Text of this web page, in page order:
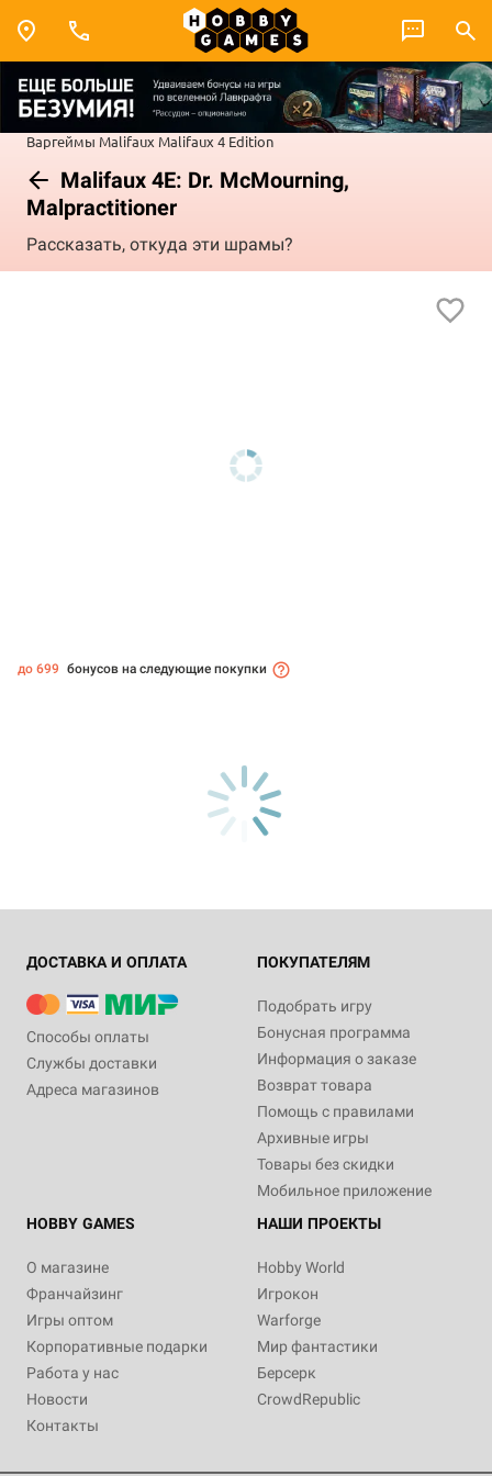
Варгеймы Malifaux Malifaux 4 Edition
Malifaux 4E: Dr. McMourning,
Malpractitioner
Рассказать, откуда эти шрамы?
до 699 бонусов на следующие покупки
ДОСТАВКА И ОПЛАТА
Способы оплаты
Службы доставки
Адреса магазинов
ПОКУПАТЕЛЯМ
Подобрать игру
Бонусная программа
Информация о заказе
Возврат товара
Помощь с правилами
Архивные игры
Товары без скидки
Мобильное приложение
HOBBY GAMES
О магазине
Франчайзинг
Игры оптом
Корпоративные подарки
Работа у нас
Новости
Контакты
НАШИ ПРОЕКТЫ
Hobby World
Игрокон
Warforge
Мир фантастики
Берсерк
CrowdRepublic